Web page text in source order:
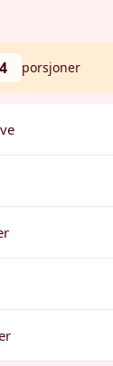
4 porsjoner